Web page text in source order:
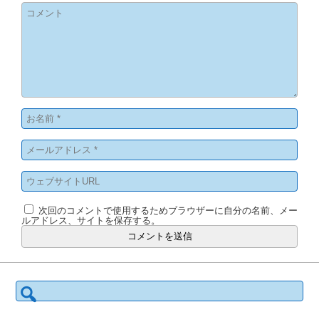
次回のコメントで使用するためブラウザーに自分の名前、メー
ルアドレス、サイトを保存する。
検
索: